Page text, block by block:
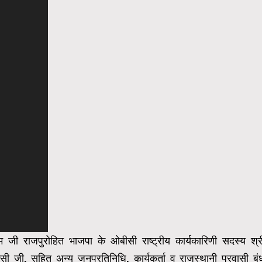
जी राजपुरोहित भाजपा के ओबीसी राष्ट्रीयकार्यकारिणी सदस्य
जी, सहित अन्य जनप्रतिनिधि,कार्यकर्ता व राजस्थानी प्रवासी